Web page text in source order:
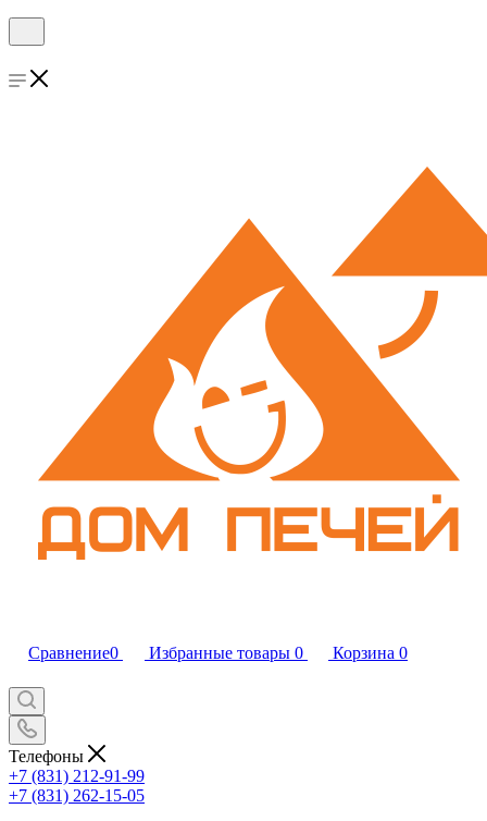
Сравнение0 Избранные товары 0 Корзина 0
Телефоны
+7 (831) 212-91-99
+7 (831) 262-15-05